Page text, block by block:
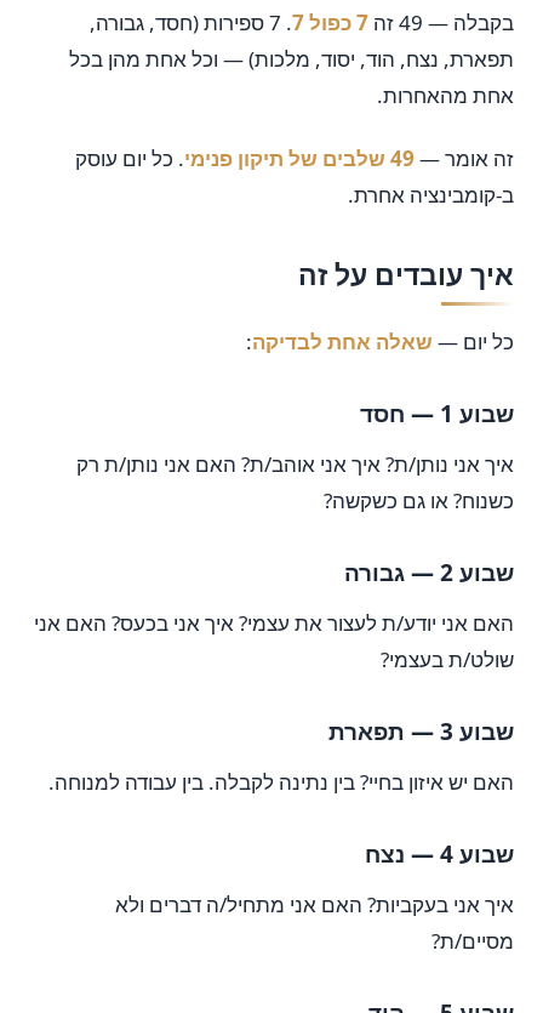
בקבלה — 49 זה 7 כפול 7
. 7 ספירות (חסד, גבורה,
תפארת, נצח, הוד, יסוד, מלכות) — וכל אחת מהן בכל
אחת מהאחרות.
זה אומר — 49 שלבים של תיקון פנימי
. כל יום עוסק
ב-קומבינציה אחרת.
איך עובדים על זה
כל יום — שאלה אחת לבדיקה:
שבוע 1 — חסד
איך אני נותן/ת? איך אני אוהב/ת? האם אני נותן/ת רק
כשנוח? או גם כשקשה?
שבוע 2 — גבורה
האם אני יודע/ת לעצור את עצמי? איך אני בכעס? האם אני
שולט/ת בעצמי?
שבוע 3 — תפארת
האם יש איזון בחיי? בין נתינה לקבלה. בין עבודה למנוחה.
שבוע 4 — נצח
איך אני בעקביות? האם אני מתחיל/ה דברים ולא
מסיים/ת?